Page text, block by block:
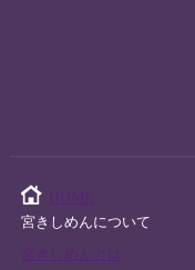
HOME
宮きしめんについて
宮きしめんとは